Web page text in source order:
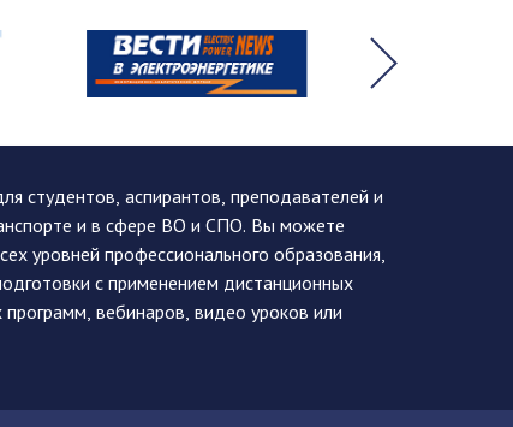
студентов, аспирантов, преподавателей и
и в сфере ВО и СПО. Вы можете
уровней профессионального образования,
с применением дистанционных
вебинаров, видео уроков или